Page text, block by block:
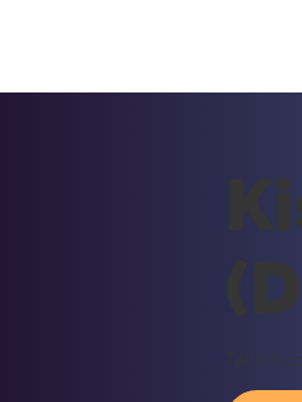
Tällä